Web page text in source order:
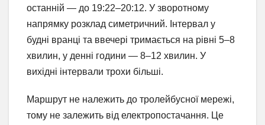
останній — до 19:22–20:12. У зворотному
напрямку розклад симетричний. Інтервал у
будні вранці та ввечері тримається на рівні 5–8
хвилин, у денні години — 8–12 хвилин. У
вихідні інтервали трохи більші.
Маршрут не належить до тролейбусної мережі,
тому не залежить від електропостачання. Це